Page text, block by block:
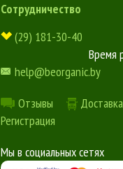
Сотрудничество
(29) 181-30-40
Время
help@beorganic.by
Отзывы
Регистрация
Мы в социальных сетях